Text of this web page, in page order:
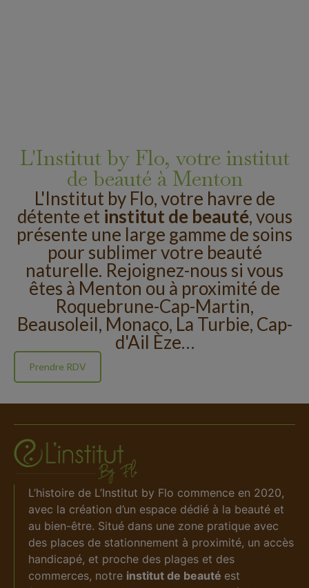
L'Institut by Flo, votre institut
de beauté à Menton
L'Institut by Flo, votre havre de
détente et institut de beauté, vous
présente une large gamme de soins
pour sublimer votre beauté
naturelle. Rejoignez-nous si vous
êtes à Menton ou à proximité de
Roquebrune-Cap-Martin,
Beausoleil, Monaco, La Turbie, Cap-
d'Ail Èze…
Prendre RDV
L’histoire de L’Institut by Flo commence en 2020,
avec la création d’un espace dédié à la beauté et
au bien-être. Situé dans une zone pratique avec
des places de stationnement à proximité, un accès
handicapé, et proche des plages et des
commerces, notre institut de beauté est